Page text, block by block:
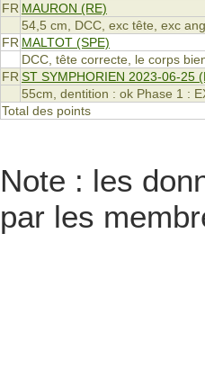
FR MAURON (RE)
54,5 cm, DCC, exc tête, exc
FR MALTOT (SPE)
DCC, tête correcte, le corps
FR ST SYMPHORIEN 2023-06-25
55cm, dentition : ok Phase 1 :
Total des points
Note : les
par les